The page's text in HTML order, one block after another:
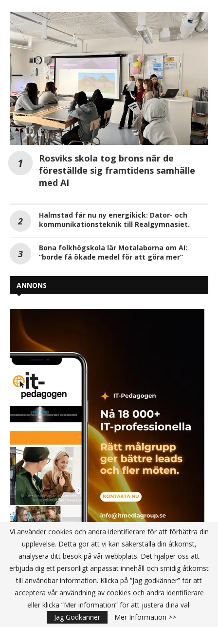
Rosviks skola tog brons när de
föreställde sig framtidens samhälle
med AI
Halmstad får nu ny energikick: Dator- och
kommunikationsteknik till Realgymnasiet.
Bona folkhögskola lär Motalaborna om AI:
”borde få ökade medel för att göra mer”
ANNONS
NYHETSBREV JA TACK
Vi använder cookies och andra identifierare för att förbättra din
upplevelse. Detta gör att vi kan säkerställa din åtkomst,
analysera ditt besök på vår webbplats. Det hjälper oss att
erbjuda dig ett personligt anpassat innehåll och smidig åtkomst
till användbar information. Klicka på ”Jag godkänner” för att
acceptera vår användning av cookies och andra identifierare
eller klicka ”Mer information” för att justera dina val.
Jag Godkänner
Mer Information >>